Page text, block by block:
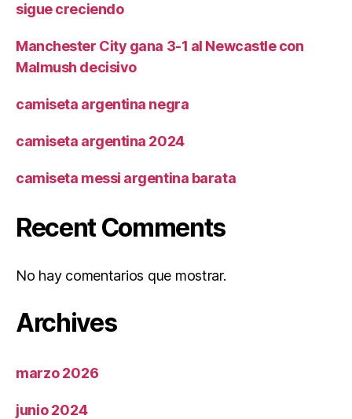
sigue creciendo
Manchester City gana 3-1 al Newcastle con
Malmush decisivo
camiseta argentina negra
camiseta argentina 2024
camiseta messi argentina barata
Recent Comments
No hay comentarios que mostrar.
Archives
marzo 2026
junio 2024